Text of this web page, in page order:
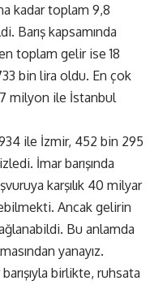
kadar toplam 9,8
Barış kapsamında
toplam gelir ise 18
bin lira oldu. En çok
milyon ile İstanbul
ile İzmir, 452 bin 295
İmar barışında
karşılık 40 milyar
Ancak gelirin
Bu anlamda
yanayız.
birlikte, ruhsata